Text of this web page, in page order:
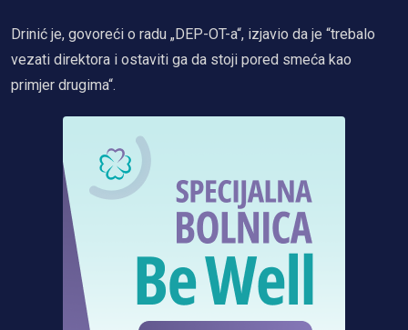
Drinić je, govoreći o radu „DEP-OT-a“, izjavio da je “trebalo
vezati direktora i ostaviti ga da stoji pored smeća kao
primjer drugima“.